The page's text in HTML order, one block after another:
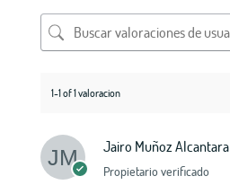
1-1 of 1 valoracion
Jairo Muñoz Alcantara
Propietario verificado